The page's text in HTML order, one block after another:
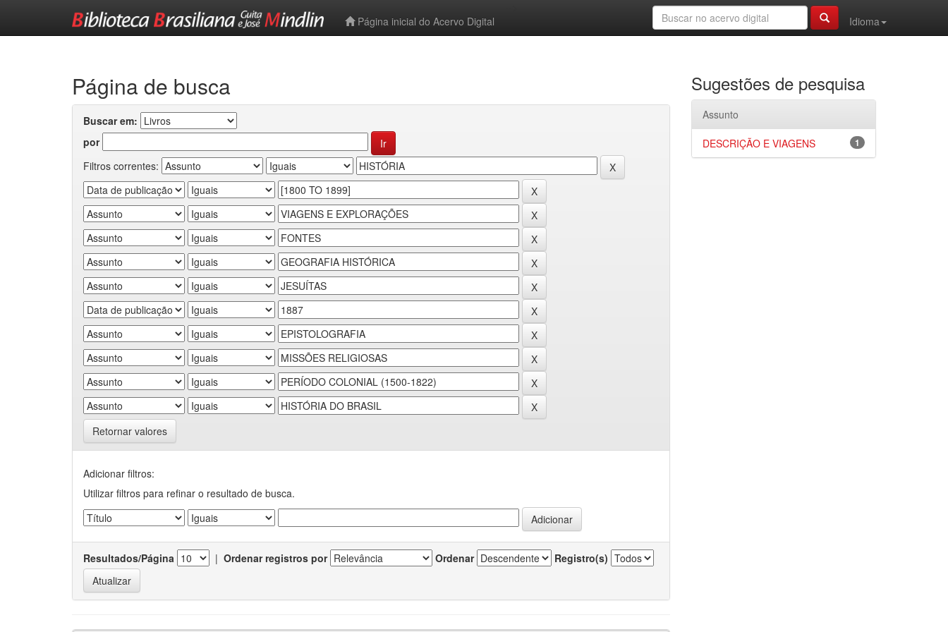
Página inicial do Acervo Digital
Idioma
Página de busca
Buscar em:
por
Filtros correntes:
Retornar valores
Adicionar filtros:
Utilizar filtros para refinar o resultado de busca.
Resultados/Página | Ordenar registros por Ordenar Registro(s)
Sugestões de pesquisa
Assunto
1
DESCRIÇÃO E VIAGENS